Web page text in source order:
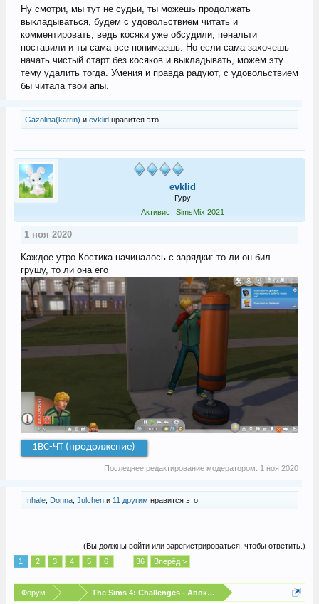
Ну смотри, мы тут не судьи, ты можешь продолжать
выкладываться, будем с удовольствием читать и
комментировать, ведь косяки уже обсудили, пенальти
поставили и ты сама все понимаешь. Но если сама захочешь
начать чистый старт без косяков и выкладывать, можем эту
тему удалить тогда. Умения и правда радуют, с удовольствием
бы читала твои апы.
Gazolina(katrin) и evklidнравится это.
evklid
Гуру
Активист SimsMix 2021
1 ноя 2020
Каждое утро Костика начиналось с зарядки: то ли он бил
грушу, то ли она его
1ВС-ЧТ (продолжение)
Последнее редактирование модератором: 1 ноя 2020
Inhale, Donna, Julchenи 11 другим нравится это.
(Вы должны войти или зарегистрироваться, чтобы ответить.)
1
2 3 4 5 6 → 36 Вперёд >
Форум The Sims 4: Challenges - Апокалипсис